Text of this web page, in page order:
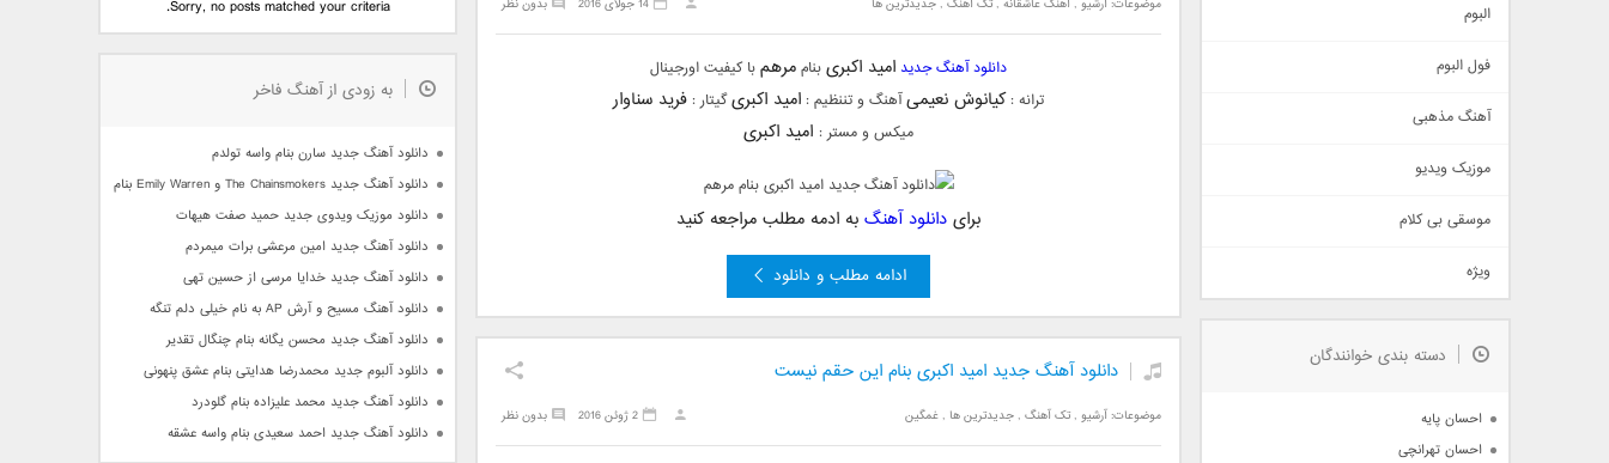
موضوعات:آرشیو ,آهنگ عاشقانه ,تک آهنگ ,جدیدترین ها بدون نظر 14 جولای 2016
دانلود آهنگ جدید امید اکبریبناممرهمبا کیفیت اورجینال
ترانه :کیانوش نعیمیآهنگ و تننظیم : امید اکبریگیتار : فرید سناوار
میکس و مستر : امید اکبری
برای دانلود آهنگ به ادمه مطلب مراجعه کنید
ادامه مطلب و دانلود
دانلود آهنگ جدید امید اکبری بنام این حقم نیست
موضوعات:آرشیو ,تک آهنگ ,جدیدترین ها ,غمگین بدون نظر 2 ژوئن 2016
Sorry, no posts matched your criteria.
به زودی از آهنگ فاخر
دانلود آهنگ جدید سارن بنام واسه تولدم
دانلود آهنگ جدید The Chainsmokers و Emily Warren بنام Side Effects
دانلود موزیک ویدوی جدید حمید صفت هیهات
دانلود آهنگ جدید امین مرعشی برات میمردم
دانلود آهنگ جدید خدایا مرسی از حسین تهی
دانلود آهنگ مسیح و آرش AP به نام خیلی دلم تنگه
دانلود آهنگ جدید محسن یگانه بنام چنگال تقدیر
دانلود آلبوم جدید محمدرضا هدایتی بنام عشق پنهونی
دانلود آهنگ جدید محمد علیزاده بنام گلودرد
دانلود آهنگ جدید احمد سعیدی بنام واسه عشقه
اجتماعی
حماسی
سنتی
اهنگ بندرعباسی
دمو
مذهبی
جدیدترین ها
البوم
فول البوم
آهنگ مذهبی
موزیک ویدیو
موسقی بی کلام
ویژه
دسته بندی خوانندگان
احسان پایه
احسان تهرانچی